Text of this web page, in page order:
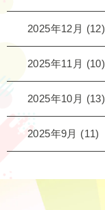
2025年12月 (12)
2025年11月 (10)
2025年10月 (13)
2025年9月 (11)